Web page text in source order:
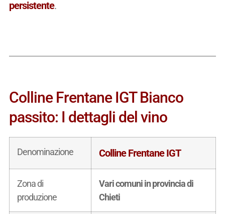
persistente.
Colline Frentane IGT Bianco
passito: I dettagli del vino
Denominazione Colline Frentane IGT
Zona di
produzione
Vari comuni in provincia di
Chieti